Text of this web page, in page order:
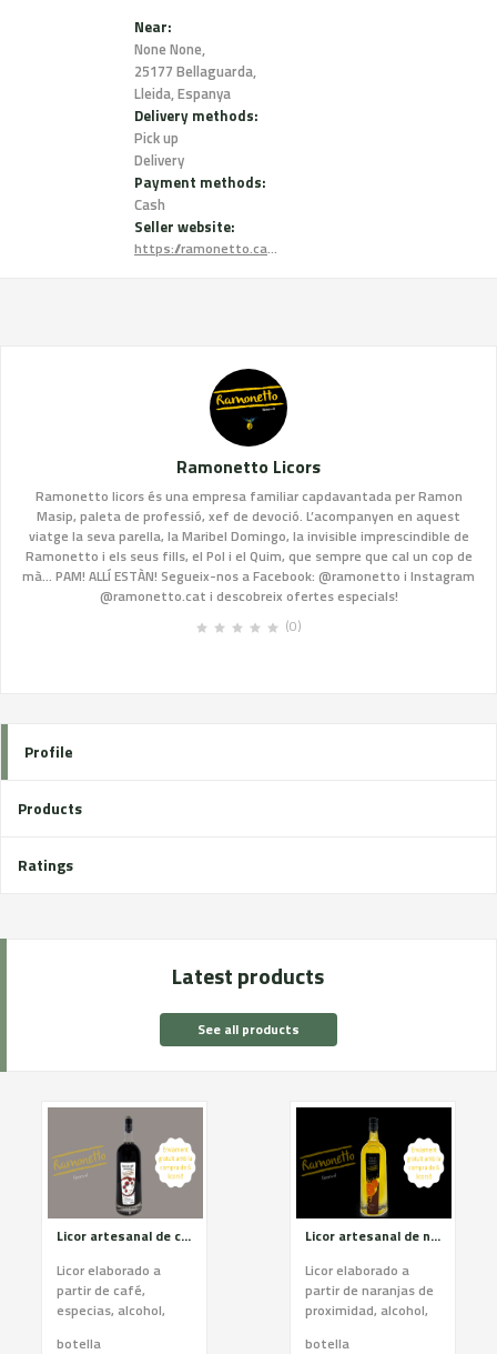
Near:
None None,
25177 Bellaguarda,
Lleida, Espanya
Delivery methods:
Pick up
Delivery
Payment methods:
Cash
Seller website:
https://ramonetto.cat/
Ramonetto Licors
Ramonetto licors és una empresa familiar capdavantada per Ramon
Masip, paleta de professió, xef de devoció. L’acompanyen en aquest
viatge la seva parella, la Maribel Domingo, la invisible imprescindible de
Ramonetto i els seus fills, el Pol i el Quim, que sempre que cal un cop de
mà... PAM! ALLÍ ESTÀN! Segueix-nos a Facebook: @ramonetto i Instagram
@ramonetto.cat i descobreix ofertes especials!
(0)
Profile
Products
Ratings
Latest products
See all products
Licor artesanal de cafe
Licor elaborado a
partir de café,
especias, alcohol,
botella
Licor artesanal de naranja
Licor elaborado a
partir de naranjas de
proximidad, alcohol,
botella